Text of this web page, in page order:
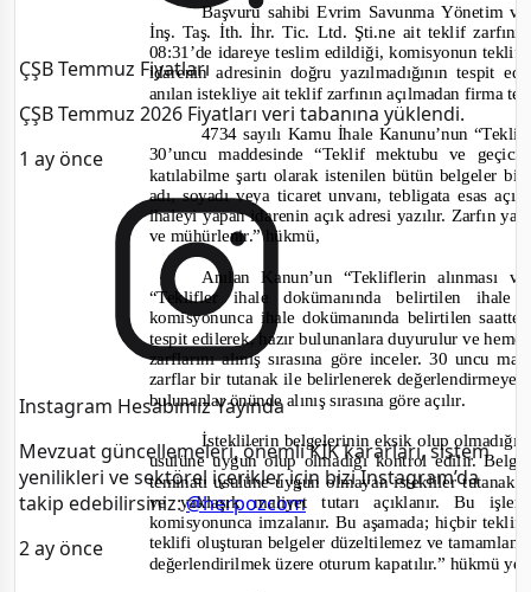
ÇŞB Temmuz Fiyatları
ÇŞB Temmuz 2026 Fiyatları veri tabanına yüklendi.
1 ay önce
Instagram Hesabımız Yayında
Mevzuat güncellemeleri, önemli KİK kararları, sistem
yenilikleri ve sektörel içerikler için bizi Instagram’da
takip edebilirsiniz:@herpozcom
2 ay önce
Başvuru sahibi Evrim Savunma Yönetim
İnş. Taş. İth. İhr. Tic. Ltd. Şti.ne ait teklif
08:31’de idareye teslim edildiği, komisyonun teklif
idarenin adresinin doğru yazılmadığının tespit
anılan istekliye ait teklif zarfının açılmadan firma
4734 sayılı Kamu İhale Kanunu’nun
30’uncu maddesinde “Teklif mektubu ve
katılabilme şartı olarak istenilen bütün belgeler
adı, soyadı veya ticaret unvanı, tebligata esas
ihaleyi yapan idarenin açık adresi yazılır. Zarfın
ve mühürlenir.” hükmü,
Anılan Kanun’un “Tekliflerin alınması
“Teklifler ihale dokümanında belirtilen
komisyonunca ihale dokümanında belirtilen
tespit edilerek, hazır bulunanlara duyurulur ve
zarflarını alınış sırasına göre inceler. 30 uncu
zarflarbir tutanak ile belirlenerek
bulunanlar önünde alınış sırasına göre açılır.
İsteklilerin belgelerinin eksik olup
usulüne uygun olup olmadığı kontrol edilir.
teminatı usulüne uygun olmayan istekliler
ve yaklaşık maliyet tutarı açıklanır. Bu
komisyonunca imzalanır. Bu aşamada; hiçbir
teklifi oluşturan belgeler düzeltilemez ve
değerlendirilmek üzere oturum kapatılır.” hükmü